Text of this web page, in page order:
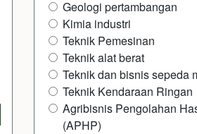
Geologi pertambangan
Kimia industri
Teknik Pemesinan
Teknik alat berat
Teknik dan bisnis sepeda
Teknik Kendaraan Ringan
Agribisnis Pengolahan
(APHP)